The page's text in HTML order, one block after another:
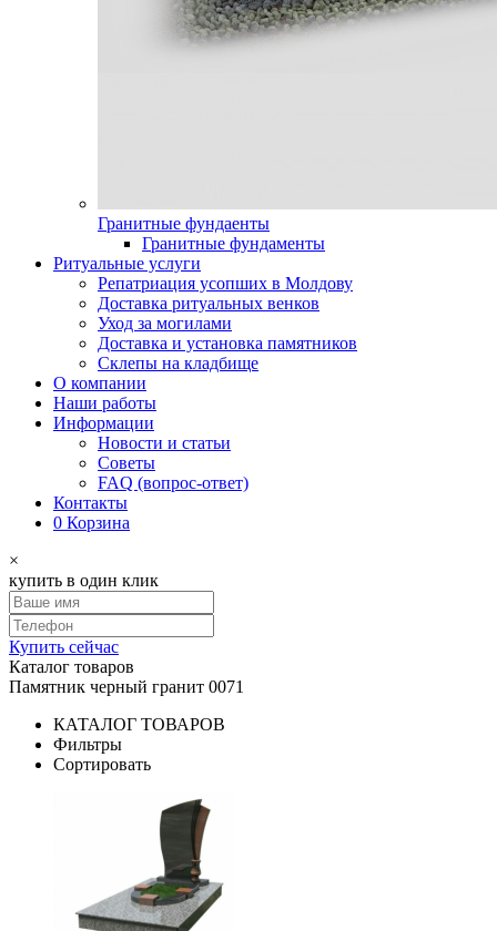
Гранитные фундаенты
Гранитные фундаменты
Ритуальные услуги
Репатриация усопших в Молдову
Доставка ритуальных венков
Уход за могилами
Доставка и установка памятников
Склепы на кладбище
О компании
Наши работы
Информации
Новости и статьи
Советы
FAQ (вопрос-ответ)
Контакты
0 Корзина
×
купить в один клик
Купить сейчас
Каталог товаров
Памятник черный гранит 0071
КАТАЛОГ ТОВАРОВ
Фильтры
Сортировать